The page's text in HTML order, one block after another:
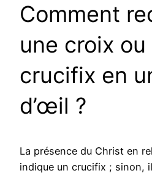
Comment
une croix ou
crucifix en
d’œil ?
La présence du Christ en
indique un crucifix ; sinon, il